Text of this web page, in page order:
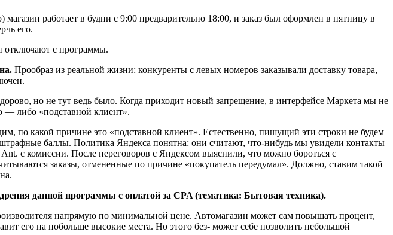
магазин работает в будни с 9:00 предварительно 18:00, и заказ был оформлен в пятницу в
его.
отключают с программы.
Прообраз из реальной жизни: конкуренты с левых номеров заказывали доставку товара,
но не тут ведь было. Когда приходит новый запрещение, в интерфейсе Маркета мы не
— либо «подставной клиент».
по какой причине это «подставной клиент». Естественно, пишущий эти строки не будем
баллы. Политика Яндекса понятна: они считают, что-нибудь мы увидели контакты
с комиссии. После переговоров с Яндексом выяснили, что можно бороться с
заказы, отмененные по причине «покупатель передумал». Должно, ставим такой
данной программы с оплатой за CPA (тематика: Бытовая техника).
напрямую по минимальной цене. Автомагазин может сам повышать процент,
его на побольше высокие места. Но этого без- может себе позволить небольшой